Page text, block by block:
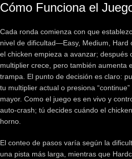
Cómo Funciona el
Cada ronda comienza con que
nivel de dificultad—Easy, Medium, Hard
el chicken empieza a avanzar; después
multiplier crece, pero también aumenta
trampa. El punto de decisión es claro:
tu multiplier actual o presiona
mayor. Como el juego es en vivo y
auto‑crash; tú decides cuándo el
horno.
El conteo de pasos varía según la
una pista más larga, mientras que